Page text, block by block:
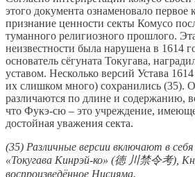
этого документа ознаменовало первое
признание ценности секты Комусо
туманного религиозного прошлого.
неизвестности была нарушена в 1614
основатель сёгуната Токугава,
уставом. Несколько версий Устава
их слишком много) сохранились (35).
различаются по длине и содержанию,
что Фукэ-сю – это учреждение,
достойная уважения секта.
(35) Различные версии включают в
«Токугава Кинрэй-ко» (徳 川禁令考),
воспроизведённое Нисияма.